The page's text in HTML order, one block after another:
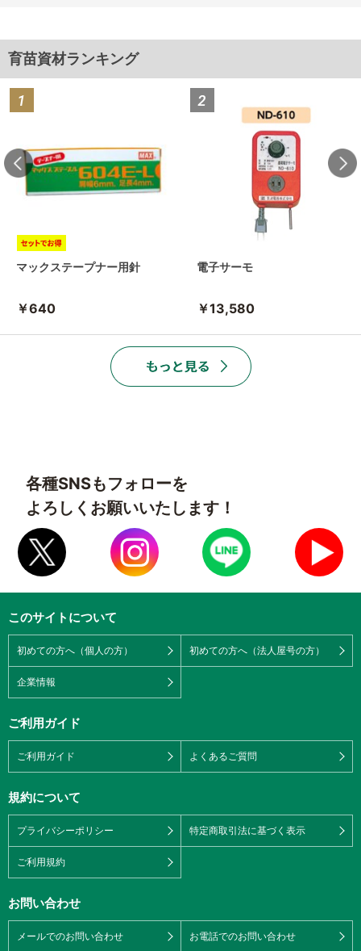
育苗資材ランキング
マックステープナー用針
￥640
電子サーモ
￥13,580
各種SNSもフォローを
よろしくお願いいたします！
このサイトについて
初めての方へ（個人の方） 初めての方へ（法人屋号の方）
企業情報
ご利用ガイド
ご利用ガイド よくあるご質問
規約について
プライバシーポリシー 特定商取引法に基づく表示
ご利用規約
お問い合わせ
メールでのお問い合わせ お電話でのお問い合わせ